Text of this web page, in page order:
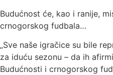
Budućnost će, kao i ranije,
crnogorskog fudbala…
„Sve naše igračice su bile
za iduću sezonu – da ih
Budućnosti i crnogorskog